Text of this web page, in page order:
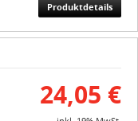
Produktdetails
24,05 €